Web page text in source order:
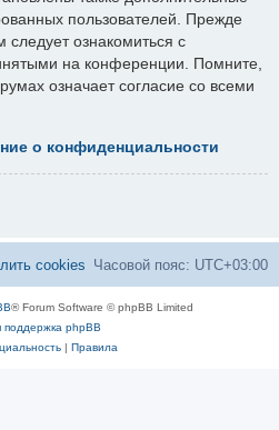
пользователей. Прежде
следует ознакомиться с
на конференции. Помните,
означает согласие со всеми
о конфиденциальности
Часовой пояс: UTC+03:00
cookies
® Forum Software © phpBB Limited
поддержка phpBB
| Правила